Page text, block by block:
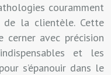
couramment
de la clientèle. Cette
cerner avec précision
et les
s’épanouir dans le